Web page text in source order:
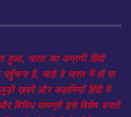
है, चाहे वे भारत में हों या
ख़बरें और कहानियाँ हिंदी में
सामग्री इसे विशेष बनाते
है और तेजी से शीर्ष स्थान